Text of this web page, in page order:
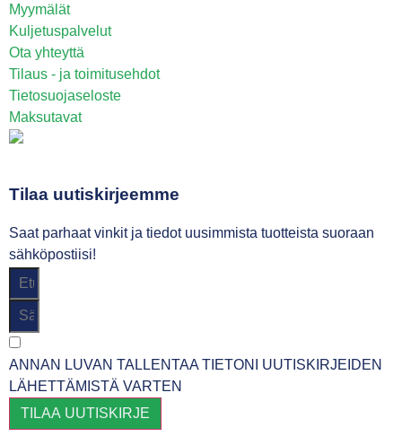
Myymälät
Kuljetuspalvelut
Ota yhteyttä
Tilaus - ja toimitusehdot
Tietosuojaseloste
Maksutavat
Tilaa uutiskirjeemme
Saat parhaat vinkit ja tiedot uusimmista tuotteista suoraan
sähköpostiisi!
ANNAN LUVAN TALLENTAA TIETONI UUTISKIRJEIDEN
LÄHETTÄMISTÄ VARTEN
TILAA UUTISKIRJE